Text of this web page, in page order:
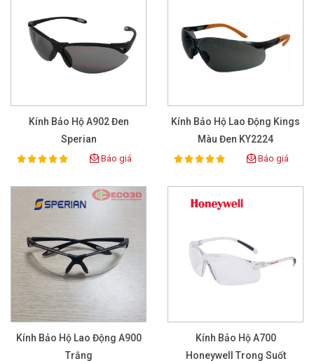
Kính Bảo Hộ A902 Đen
Sperian
Rating:
100% Báo giá
Kính Bảo Hộ Lao Động Kings
Màu Đen KY2224
Rating:
100% Báo giá
Kính Bảo Hộ Lao Động A900
Trắng
Kính Bảo Hộ A700
Honeywell Trong Suốt